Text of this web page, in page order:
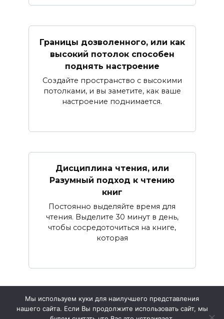
Границы дозволенного, или как
высокий потолок способен
поднять настроение
Создайте пространство с высокими
потолками, и вы заметите, как ваше
настроение поднимается.
Дисциплина чтения, или
Разумный подход к чтению
книг
Постоянно выделяйте время для
чтения. Выделите 30 минут в день,
чтобы сосредоточиться на книге,
которая
Мы используем куки для наилучшего представления
нашего сайта. Если Вы продолжите использовать сайт, мы